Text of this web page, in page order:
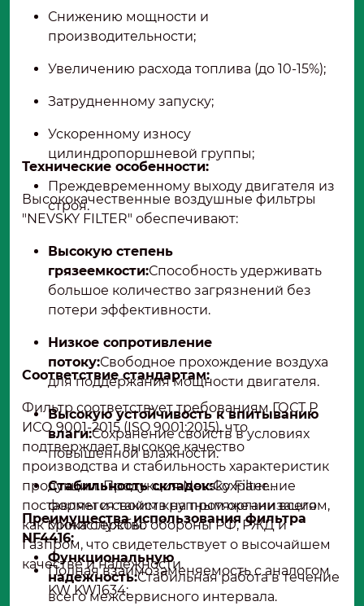
Снижению мощности и
производительности;
Увеличению расхода топлива (до 10-15%);
Затрудненному запуску;
Ускоренному износу
цилиндропоршневой группы;
Преждевременному выходу двигателя из
строя.
Технические особенности:
Высококачественные воздушные фильтры
"NEVSKY FILTER" обеспечивают:
Высокую степень
грязеемкости:Способность удерживать
большое количество загрязнений без
потери эффективности.
Низкое сопротивление
потоку:Свободное прохождение воздуха
для поддержания мощности двигателя.
Высокую устойчивость к впитыванию
влаги:Сохранение свойств в условиях
повышенной влажности.
Стабильность складок:Сохранение
формы и свойств на протяжении всего
срока службы.
Функциональную
надежность:Стабильная работа в течение
всего межсервисного интервала.
Соответствие стандартам:
Фильтр соответствует требованиям ГОСТ Р
ИСО 9001-2015 (ISO 9001:2015), что
подтверждает высокое качество
производства и стабильность характеристик
продукции. Продукция Nevsky Filter
поставляется таким крупным организациям,
как Министерство обороны РФ, РЖД и
Газпром, что свидетельствует о высочайшем
качестве и надежности.
Преимущества использования фильтра
NF4416:
Полная взаимозаменяемость с аналогом
KW KW1634;